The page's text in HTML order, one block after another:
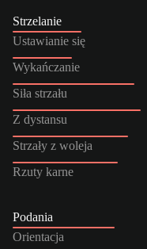
Strzelanie
Ustawianie się
Wykańczanie
Siła strzału
Z dystansu
Strzały z woleja
Rzuty karne
Podania
Orientacja